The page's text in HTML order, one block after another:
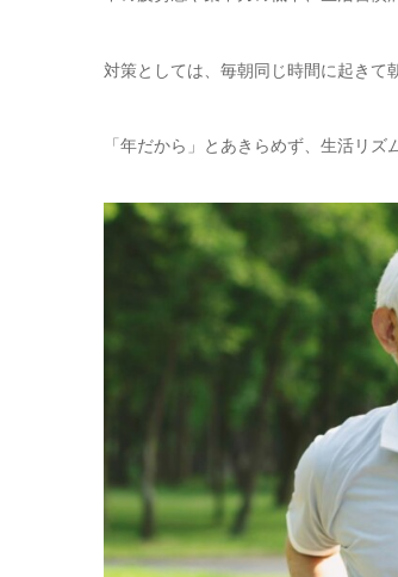
対策としては、毎朝同じ時間に起きて
「年だから」とあきらめず、生活リ